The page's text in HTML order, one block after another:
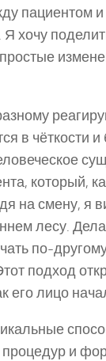
хочу
в чёткости
который,
на смену, я
лесу.
по-
подход
его лицо
и